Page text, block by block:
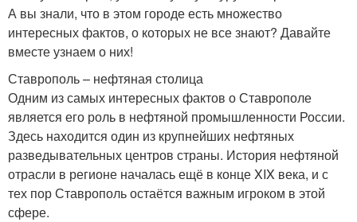
А вы знали, что в этом городе есть множество
интересных фактов, о которых не все знают? Давайте
вместе узнаем о них!
Ставрополь – нефтяная столица
Одним из самых интересных фактов о Ставрополе
является его роль в нефтяной промышленности России.
Здесь находится один из крупнейших нефтяных
разведывательных центров страны. История нефтяной
отрасли в регионе началась ещё в конце XIX века, и с
тех пор Ставрополь остаётся важным игроком в этой
сфере.